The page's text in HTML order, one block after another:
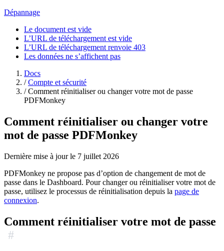
Dépannage
Le document est vide
L’URL de téléchargement est vide
L’URL de téléchargement renvoie 403
Les données ne s’affichent pas
Docs
/ Compte et sécurité
/ Comment réinitialiser ou changer votre mot de passe
PDFMonkey
Comment réinitialiser ou changer votre
mot de passe PDFMonkey
Dernière mise à jour le 7 juillet 2026
PDFMonkey ne propose pas d’option de changement de mot de
passe dans le Dashboard. Pour changer ou réinitialiser votre mot de
passe, utilisez le processus de réinitialisation depuis la page de
connexion.
Comment réinitialiser votre mot de passe
#